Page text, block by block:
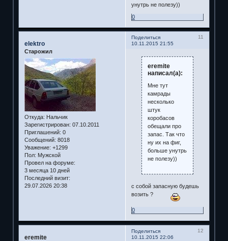
унутрь не полезу))
0
Поделиться
11
10.11.2015 21:55
elektro
Старожил
Откуда: Нальчик
Зарегистрирован: 07.10.2011
Приглашений: 0
Сообщений: 8018
Уважение: +1299
Пол: Мужской
Провел на форуме:
3 месяца 10 дней
Последний визит:
29.07.2026 20:38
eremite
написал(а):
Мне тут
камрады
несколько
штук
коробасов
обещали про
запас. Так что
ну их на фиг,
больше унутрь
не полезу))
с собой запасную будешь
возить ?
0
Поделиться
12
10.11.2015 22:06
eremite